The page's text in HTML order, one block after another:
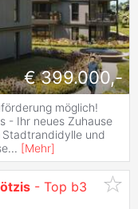
€ 399.000,-
möglich!
- Ihr neues Zuhause
Stadtrandidylle und
... [Mehr]
- Top b3